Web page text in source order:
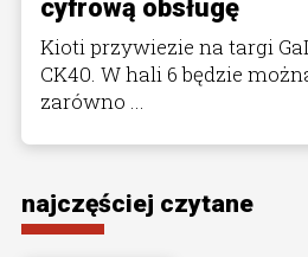
cyfrową obsługę
Kioti przywiezie na targi
CK40. W hali 6 będzie
zarówno ...
najczęściej czytane